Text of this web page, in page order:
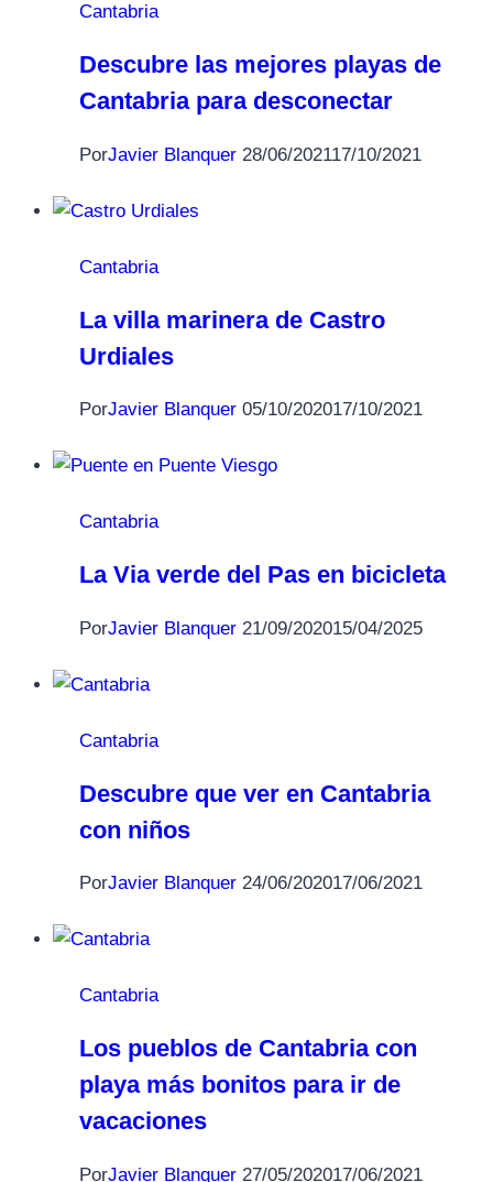
Cantabria
Descubre las mejores playas de
Cantabria para desconectar
PorJavier Blanquer 28/06/202117/10/2021
Cantabria
La villa marinera de Castro
Urdiales
PorJavier Blanquer 05/10/202017/10/2021
Cantabria
La Via verde del Pas en bicicleta
PorJavier Blanquer 21/09/202015/04/2025
Cantabria
Descubre que ver en Cantabria
con niños
PorJavier Blanquer 24/06/202017/06/2021
Cantabria
Los pueblos de Cantabria con
playa más bonitos para ir de
vacaciones
PorJavier Blanquer 27/05/202017/06/2021